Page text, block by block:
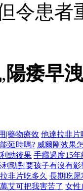
令患
, 陽痿早洩
|藥物療效 他達拉非片
延時嗎? 威爾剛效果
勁後果 手癮過度15
利勁對要孩子有沒有影
非片吃多久 長期吃犀
萬艾可把我害苦了 女性